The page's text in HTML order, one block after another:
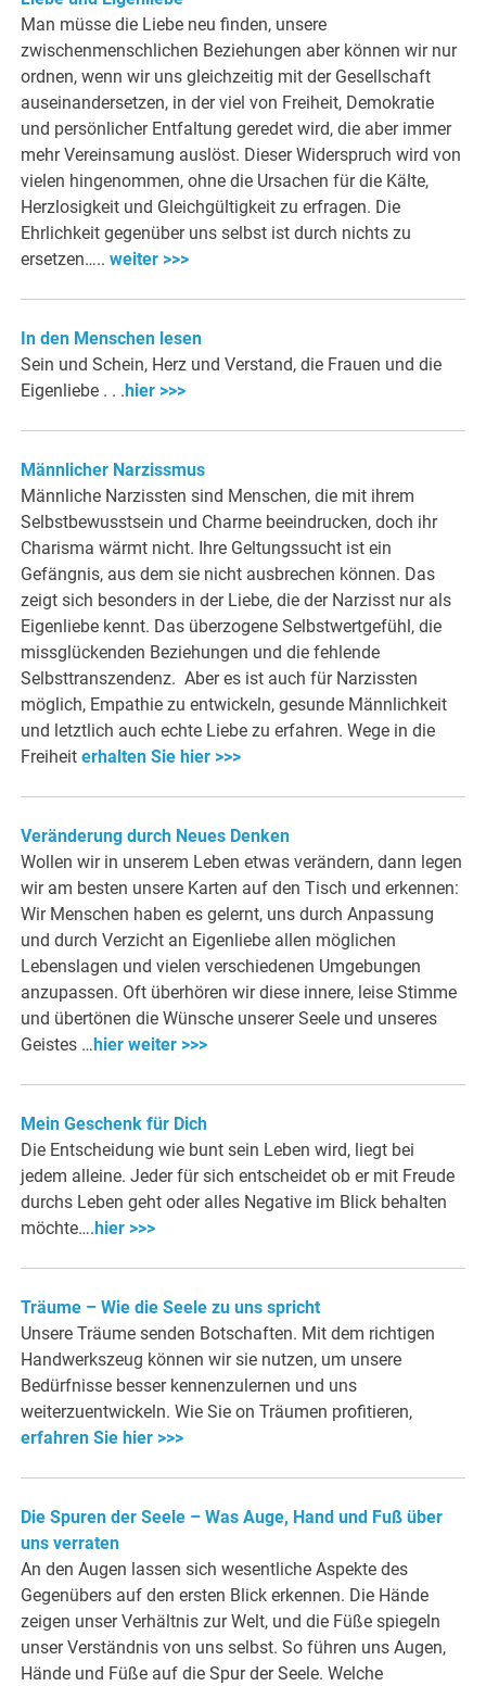
Man müsse die Liebe neu finden, unsere
zwischenmenschlichen Beziehungen aber können wir nur
ordnen, wenn wir uns gleichzeitig mit der Gesellschaft
auseinandersetzen, in der viel von Freiheit, Demokratie
und persönlicher Entfaltung geredet wird, die aber immer
mehr Vereinsamung auslöst. Dieser Widerspruch wird von
vielen hingenommen, ohne die Ursachen für die Kälte,
Herzlosigkeit und Gleichgültigkeit zu erfragen. Die
Ehrlichkeit gegenüber uns selbst ist durch nichts zu
ersetzen…..weiter >>>
In den Menschen lesen
Sein und Schein, Herz und Verstand, die Frauen und die
Eigenliebe . . . hier >>>
Männlicher Narzissmus
Männliche Narzissten sind Menschen, die mit ihrem
Selbstbewusstsein und Charme beeindrucken, doch ihr
Charisma wärmt nicht. Ihre Geltungssucht ist ein
Gefängnis, aus dem sie nicht ausbrechen können. Das
zeigt sich besonders in der Liebe, die der Narzisst nur als
Eigenliebe kennt. Das überzogene Selbstwertgefühl, die
missglückenden Beziehungen und die fehlende
Selbsttranszendenz. Aber es ist auch für Narzissten
möglich, Empathie zu entwickeln, gesunde Männlichkeit
und letztlich auch echte Liebe zu erfahren. Wege in die
Freiheiterhalten Sie hier >>>
Veränderung durch Neues Denken
Wollen wir in unserem Leben etwas verändern, dann legen
wir am besten unsere Karten auf den Tisch und erkennen:
Wir Menschen haben es gelernt, uns durch Anpassung
und durch Verzicht an Eigenliebe allen möglichen
Lebenslagen und vielen verschiedenen Umgebungen
anzupassen. Oft überhören wir diese innere, leise Stimme
und übertönen die Wünsche unserer Seele und unseres
Geistes … hier weiter >>>
Mein Geschenk für Dich
Die Entscheidung wie bunt sein Leben wird, liegt bei
jedem alleine. Jeder für sich entscheidet ob er mit Freude
durchs Leben geht oder alles Negative im Blick behalten
möchte…. hier >>>
Träume – Wie die Seele zu uns spricht
Unsere Träume senden Botschaften. Mit dem richtigen
Handwerkszeug können wir sie nutzen, um unsere
Bedürfnisse besser kennenzulernen und uns
weiterzuentwickeln. Wie Sie on Träumen profitieren,
erfahren Sie hier >>>
Die Spuren der Seele – Was Auge, Hand und Fuß über
uns verraten
An den Augen lassen sich wesentliche Aspekte des
Gegenübers auf den ersten Blick erkennen. Die Hände
zeigen unser Verhältnis zur Welt, und die Füße spiegeln
unser Verständnis von uns selbst. So führen uns Augen,
Hände und Füße auf die Spur der Seele. Welche